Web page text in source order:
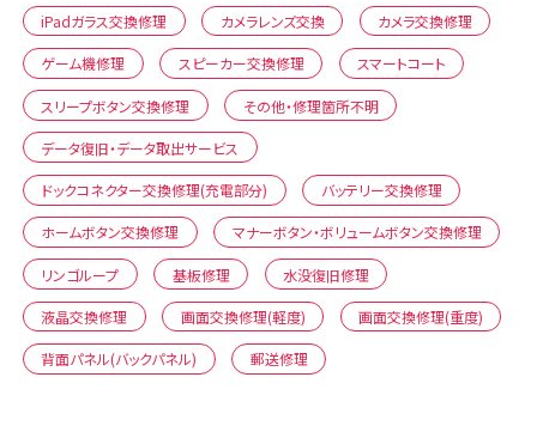
iPadガラス交換修理 カメラレンズ交換 カメラ交換修理
ゲーム機修理 スピーカー交換修理 スマートコート
スリープボタン交換修理 その他・修理箇所不明
データ復旧・データ取出サービス
ドックコネクター交換修理(充電部分) バッテリー交換修理
ホームボタン交換修理 マナーボタン・ボリュームボタン交換修理
リンゴループ 基板修理 水没復旧修理
液晶交換修理 画面交換修理(軽度) 画面交換修理(重度)
背面パネル(バックパネル) 郵送修理